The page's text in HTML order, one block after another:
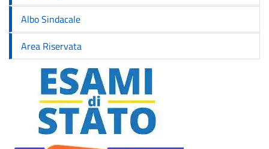
Albo Sindacale
Area Riservata